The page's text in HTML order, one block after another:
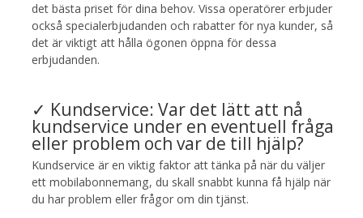
det bästa priset för dina behov. Vissa operatörer erbjuder
också specialerbjudanden och rabatter för nya kunder, så
det är viktigt att hålla ögonen öppna för dessa
erbjudanden.
✓ Kundservice: Var det lätt att nå
kundservice under en eventuell fråga
eller problem och var de till hjälp?
Kundservice är en viktig faktor att tänka på när du väljer
ett mobilabonnemang, du skall snabbt kunna få hjälp när
du har problem eller frågor om din tjänst.